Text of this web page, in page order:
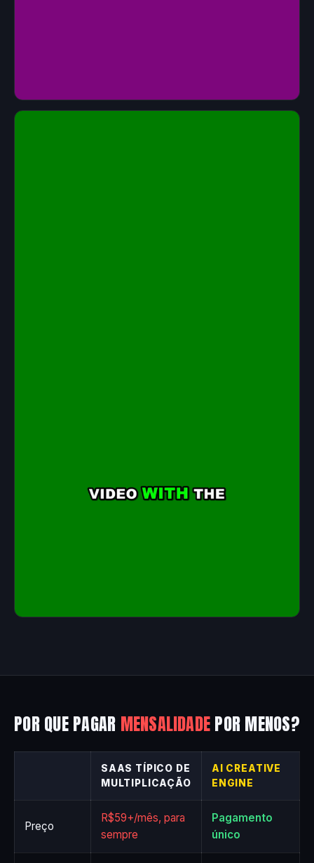
POR QUE PAGAR MENSALIDADEPOR MENOS?
SAAS TÍPICO DE
MULTIPLICAÇÃO
AI CREATIVE
ENGINE
Preço
R$59+/mês, para
sempre
Pagamento
único